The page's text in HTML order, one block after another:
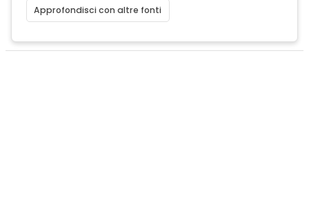
Approfondisci con altre fonti